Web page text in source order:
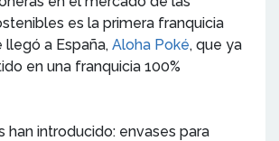
es la primera franquicia
a España, Aloha Poké, que ya
en una franquicia 100%
han introducido: envases para